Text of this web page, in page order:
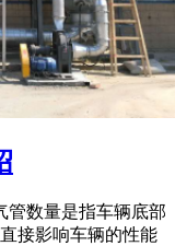
管数量是指车辆底部
接影响车辆的性能